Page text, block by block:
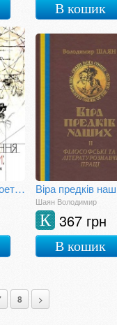
В кошик
Дослідження з поетики: вірш, жанр, композиція
Шаян Володимир
367 грн
К
В кошик
8 >